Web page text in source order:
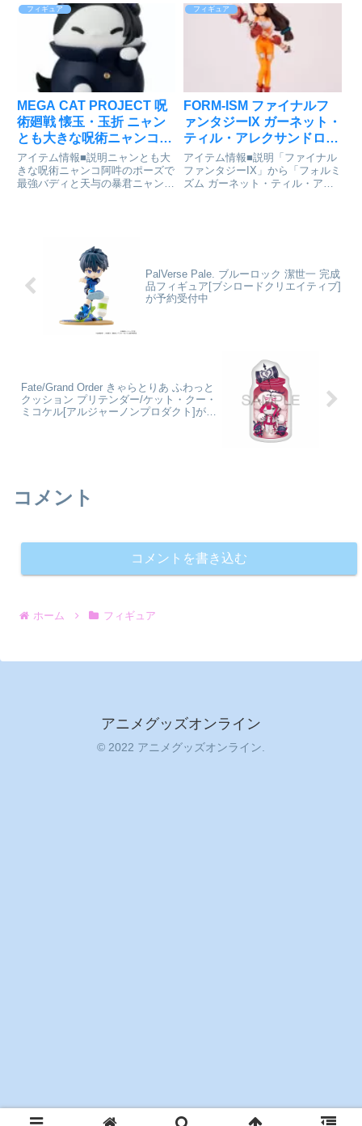
ヴィシア陣営の空想級駆逐艦
「ル・マラン」がμ兵装の姿でス
ケールフィギュアとして登場！彼
女の優雅なダンス姿をフィギュア
にしま...
能！腕部差し替えパーツが付属
し、組み替えて上段構え、下段構
え、フォース・アクションが再現
可能。差し替え用のアナキン・...
フィギュア
MEGA CAT PROJECT 呪
術廻戦 懐玉・玉折 ニャン
とも大きな呪術ニャンコ
夏油傑 ソフビフィギュア
[メガハウス]が予約受付中
アイテム情報■説明ニャンとも大
きな呪術ニャンコ阿吽のポーズで
最強バディと天与の暴君ニャンコ
下々／集英社・呪術廻戦...
フィギュア
FORM-ISM ファイナルフ
ァンタジーIX ガーネット・
ティル・アレクサンドロス
17世 完成品フィギュア[ス
クウェア・エニックス]が
予約受付中
アイテム情報■説明「ファイナル
ファンタジーIX」から「フォルミ
ズム ガーネット・ティル・アレ
PalVerse Pale. ブルーロック 潔世一 完成
品フィギュア[ブシロードクリエイティブ]
が予約受付中
Fate/Grand Order きゃらとりあ ふわっと
クッション プリテンダー/ケット・クー・
ミコケル[アルジャーノンプロダクト]が予
コメント
コメントを書き込む
ホーム フィギュア
アニメグッズオンライン
© 2022 アニメグッズオンライン.